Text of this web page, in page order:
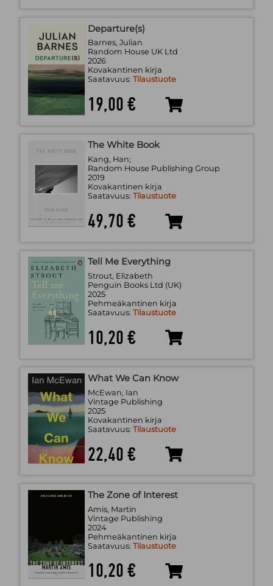
Departure(s)
Barnes, Julian
Random House UK Ltd
2026
Kovakantinen kirja
Saatavuus: Tilaustuote
19,00 €
The White Book
Kang, Han;
Random House Publishing Group
2019
Kovakantinen kirja
Saatavuus: Tilaustuote
49,70 €
Tell Me Everything
Strout, Elizabeth
Penguin Books Ltd (UK)
2025
Pehmeäkantinen kirja
Saatavuus: Tilaustuote
10,20 €
What We Can Know
McEwan, Ian
Vintage Publishing
2025
Kovakantinen kirja
Saatavuus: Tilaustuote
22,40 €
The Zone of Interest
Amis, Martin
Vintage Publishing
2024
Pehmeäkantinen kirja
Saatavuus: Tilaustuote
10,20 €